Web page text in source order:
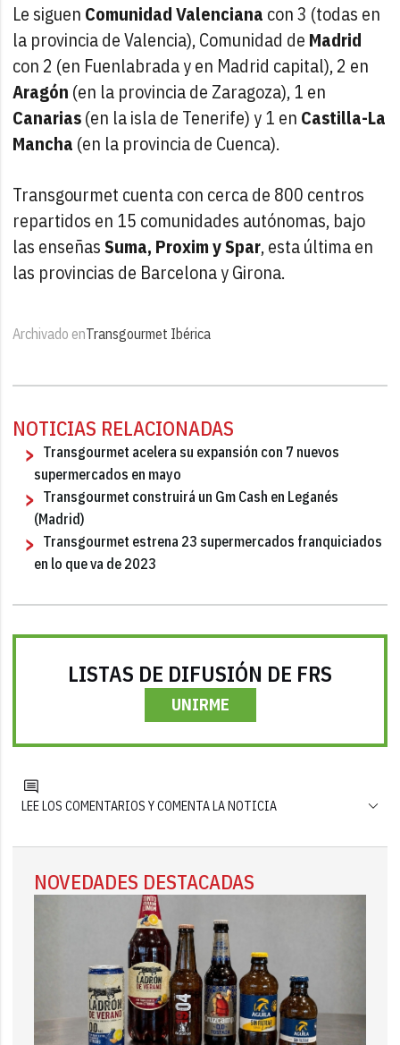
Le siguen Comunidad Valenciana con 3 (todas en
la provincia de Valencia), Comunidad de Madrid
con 2 (en Fuenlabrada y en Madrid capital), 2 en
Aragón (en la provincia de Zaragoza), 1 en
Canarias(en la isla de Tenerife) y 1 en Castilla-La
Mancha (en la provincia de Cuenca).
Transgourmet cuenta con cerca de 800 centros
repartidos en 15 comunidades autónomas, bajo
las enseñasSuma, Proxim y Spar, esta última en
las provincias de Barcelona y Girona.
Archivado enTransgourmet Ibérica
NOTICIAS RELACIONADAS
Transgourmet acelera su expansión con 7 nuevos
supermercados en mayo
Transgourmet construirá un Gm Cash en Leganés
(Madrid)
Transgourmet estrena 23 supermercados franquiciados
en lo que va de 2023
LISTAS DE DIFUSIÓN DE FRS
UNIRME
LEE LOS COMENTARIOS Y COMENTA LA NOTICIA
NOVEDADES DESTACADAS